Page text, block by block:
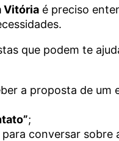
Vitória é preciso
que podem te
a proposta de um
;
conversar sobre